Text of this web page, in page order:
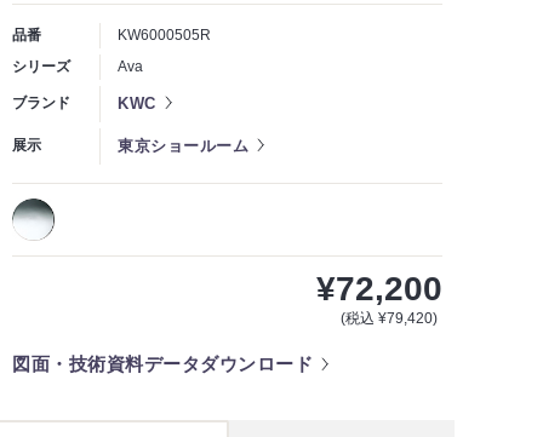
品番
KW6000505R
シリーズ
Ava
ブランド KWC
展示 東京ショールーム
¥72,200
(税込 ¥79,420)
図面・技術資料データダウンロード